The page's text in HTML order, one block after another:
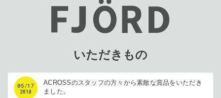
いただきもの
05 /17
2010
ACROSSのスタッフの方々から素敵な賞品をいただき
ました。